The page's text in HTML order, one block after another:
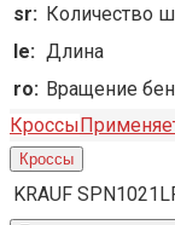
sr: Количество
le: Длина
ro: Вращение
Кроссы
Кроссы
KRAUF